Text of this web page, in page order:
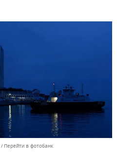
Перейти в фотобанк